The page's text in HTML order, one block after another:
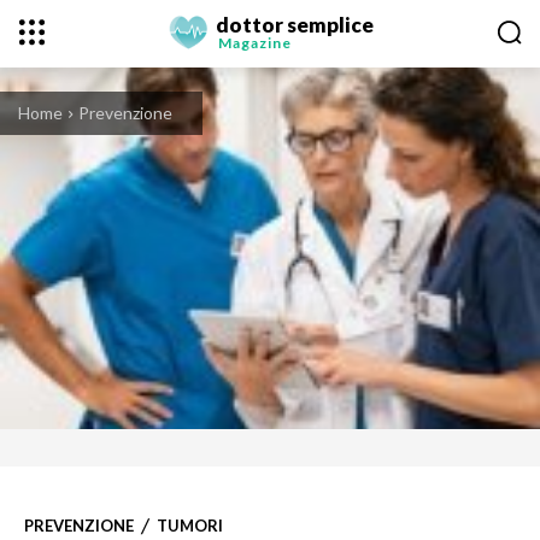
dottor semplice
Magazine
Home Prevenzione
PREVENZIONE TUMORI